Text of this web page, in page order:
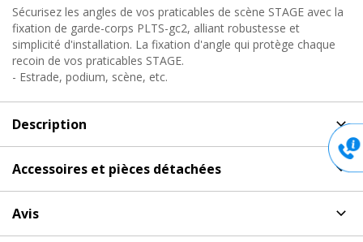
Sécurisez les angles de vos praticables de scène STAGE avec la
fixation de garde-corps PLTS-gc2, alliant robustesse et
simplicité d'installation. La fixation d'angle qui protège chaque
recoin de vos praticables STAGE.
- Estrade, podium, scène, etc.
Description
de Fixation de garde corps à barreaux pour
angle, PLTS-GC2 Contestage
Fixations pour Garde-Corps de Praticables
Accessoires et pièces détachées
corps à barreaux pour angle, PLTS-GC2 Contestage
Avis